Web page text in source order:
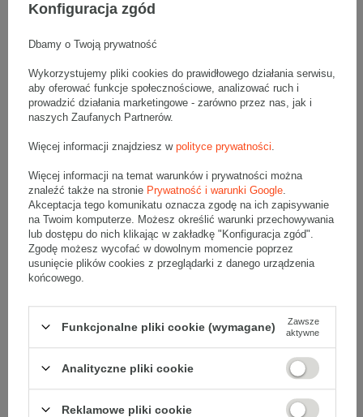
wysokość)
• zewnętrzne:450x200x150 mm
• wewnętrzne:
444x194x138 mm
• pojemność:11 l
Materiał :
• fala:B
• kolor:Szary
Dodatkowe:
• waga jednostkowa (+/-5%):168 g
• typ fefco:F0201
• Poczta Polska List L
• Poczta Polska Paczka A
• InPost B
Konfiguracja zgód
Dbamy o Twoją prywatność
Wykorzystujemy pliki cookies do prawidłowego działania serwisu,
aby oferować funkcje społecznościowe, analizować ruch i
prowadzić działania marketingowe - zarówno przez nas, jak i
naszych Zaufanych Partnerów.
Więcej informacji znajdziesz w polityce prywatności
Więcej informacji na temat warunków i prywatności można
znaleźć także na stronie Prywatność i warunki Google
Akceptacja tego komunikatu oznacza zgodę na ich zapisywanie
na Twoim komputerze. Możesz określić warunki przechowywania
lub dostępu do nich klikając w zakładkę "Konfiguracja zgód".
Zgodę możesz wycofać w dowolnym momencie poprzez
usunięcie plików cookies z przeglądarki z danego urządzenia
końcowego.
Funkcjonalne pliki cookie (wymagane)
Zawsze
aktywne
Analityczne pliki cookie
Reklamowe pliki cookie